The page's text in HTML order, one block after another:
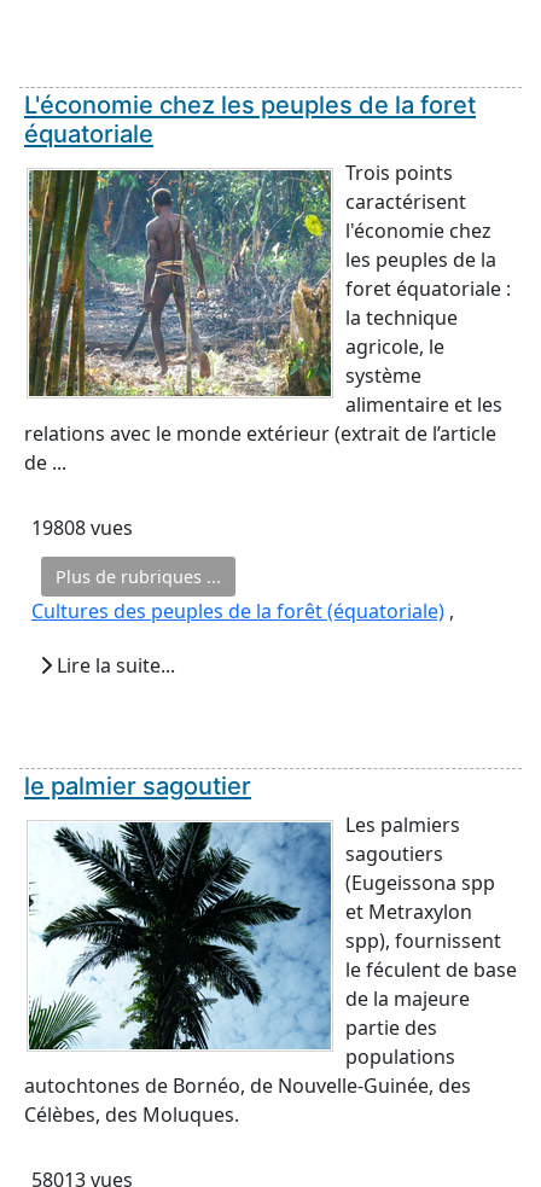
L'économie chez les peuples de la foret
équatoriale
Trois points
caractérisent
l'économie chez
les peuples de la
foret équatoriale :
la technique
agricole, le
système
alimentaire et les
relations avec le monde extérieur (extrait de l’article
de ...
19808 vues
Plus de rubriques ...
Cultures des peuples de la forêt (équatoriale) ,
Lire la suite...
le palmier sagoutier
Les palmiers
sagoutiers
(Eugeissona spp
et Metraxylon
spp), fournissent
le féculent de base
de la majeure
partie des
populations
autochtones de Bornéo, de Nouvelle-Guinée, des
Célèbes, des Moluques.
58013 vues